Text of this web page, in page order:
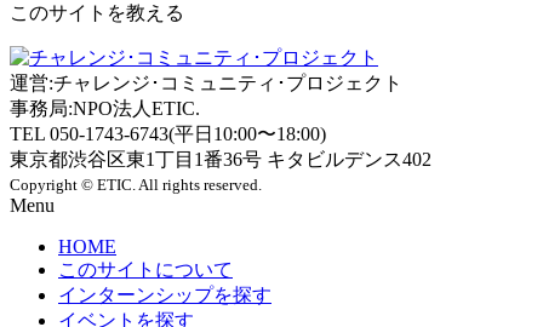
このサイトを教える
運営:チャレンジ･コミュニティ･プロジェクト
事務局:NPO法人ETIC.
TEL 050-1743-6743(平日10:00〜18:00)
東京都渋谷区東1丁目1番36号 キタビルデンス402
Copyright © ETIC. All rights reserved.
Menu
HOME
このサイトについて
インターンシップを探す
イベントを探す